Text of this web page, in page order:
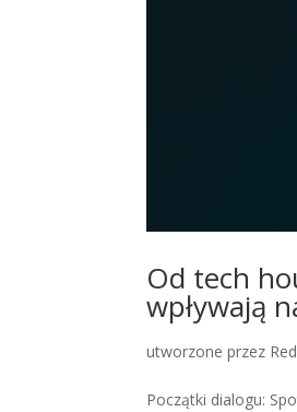
Od tech
wpływają
utworzone przez
Początki dialogu: